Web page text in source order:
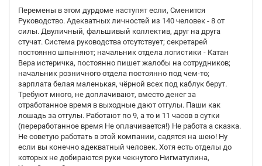
Перемены в этом дурдоме наступят если, Сменится
Руководство. Адекватных личностей из 140 человек - 8 от
силы. Двуличный, фальшивый коллектив, друг на друга
стучат. Система руководства отсутствует; секретарей
постоянно шпыняют; начальник отдела логистики - Катан
Вера истеричка, постоянно пишет жалобы на сотрудников;
начальник розничного отдела постоянно под чем-то;
зарплата белая маленькая, чёрной всех под каблук берут.
Требуют много, не доплачивают, вместо денег за
отработанное время в выходные дают отгулы. Паши как
лошадь за отгулы. Работают по 9, а то и 11 часов в сутки
(переработанное время Не оплачивается!) Не работа а сказка.
Не советую работать в этой компании, садятся на шею! Ну
если вы конечно адекватный человек. Хотя есть отделы до
которых не добираются руки чекнутого Нигматулина,